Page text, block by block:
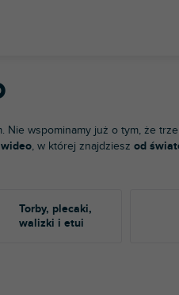
Nie wspominamy już o tym, że
, w której znajdziesz od
Torby, plecaki,
walizki i etui